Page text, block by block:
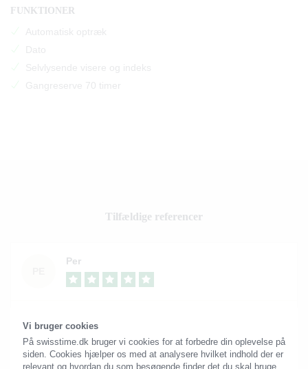
FUNKTIONER
Automatisk optræk
Dato
Selvlysende visere og indeks
Gangreserve 70 timer
Tilfældige referencer
Per
God kundekontakt igennem alle faser af købet. Skarpe
priser, levering til aftalt tid. Anbefales
Vi bruger cookies
På swisstime.dk bruger vi cookies for at forbedre din oplevelse på
siden. Cookies hjælper os med at analysere hvilket indhold der er
relevant og hvordan du som besøgende finder det du skal bruge